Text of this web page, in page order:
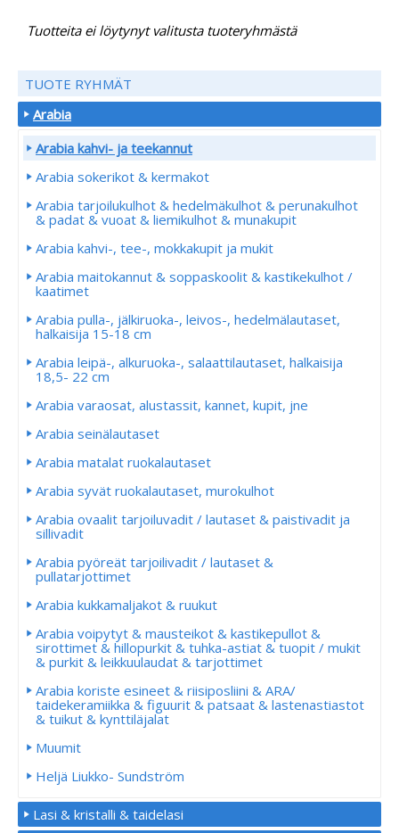
Tuotteita ei löytynyt valitusta tuoteryhmästä
TUOTE RYHMÄT
Arabia
Arabia kahvi- ja teekannut
Arabia sokerikot & kermakot
Arabia tarjoilukulhot & hedelmäkulhot & perunakulhot
& padat & vuoat & liemikulhot & munakupit
Arabia kahvi-, tee-, mokkakupit ja mukit
Arabia maitokannut & soppaskoolit & kastikekulhot /
kaatimet
Arabia pulla-, jälkiruoka-, leivos-, hedelmälautaset,
halkaisija 15-18 cm
Arabia leipä-, alkuruoka-, salaattilautaset, halkaisija
18,5- 22 cm
Arabia varaosat, alustassit, kannet, kupit, jne
Arabia seinälautaset
Arabia matalat ruokalautaset
Arabia syvät ruokalautaset, murokulhot
Arabia ovaalit tarjoiluvadit / lautaset & paistivadit ja
sillivadit
Arabia pyöreät tarjoilivadit / lautaset &
pullatarjottimet
Arabia kukkamaljakot & ruukut
Arabia voipytyt & mausteikot & kastikepullot &
sirottimet & hillopurkit & tuhka-astiat & tuopit / mukit
& purkit & leikkuulaudat & tarjottimet
Arabia koriste esineet & riisiposliini & ARA/
taidekeramiikka & figuurit & patsaat & lastenastiastot
& tuikut & kynttiläjalat
Muumit
Heljä Liukko- Sundström
Lasi & kristalli & taidelasi